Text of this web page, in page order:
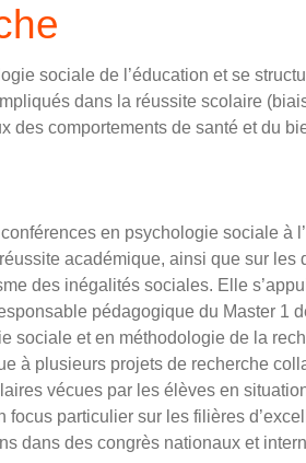
sociale de l’éducation et se
dans la réussite scolaire
des comportements de santé et du
en psychologie sociale à
académique, ainsi que sur
des inégalités sociales. Elle
pédagogique du Master 1
sociale et en méthodologie de la
à plusieurs projets de recherche
vécues par les élèves en
focus particulier sur les filières
dans des congrès nationaux et